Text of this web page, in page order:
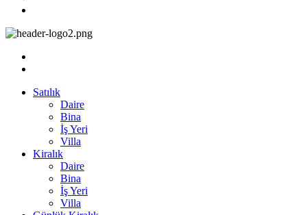
Satılık
Daire
Bina
İş Yeri
Villa
Kiralık
Daire
Bina
İş Yeri
Villa